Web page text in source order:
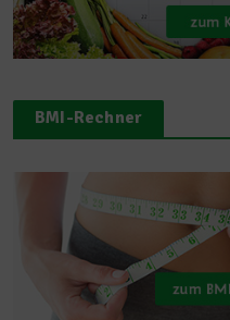
BMI-Rechner